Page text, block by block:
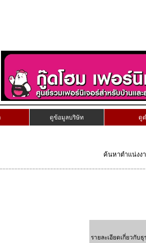
ดูข้อมูลบริษัท ดู
ค้นหาตำแน่งง
รายละเอียดเกี่ยวกับธุ